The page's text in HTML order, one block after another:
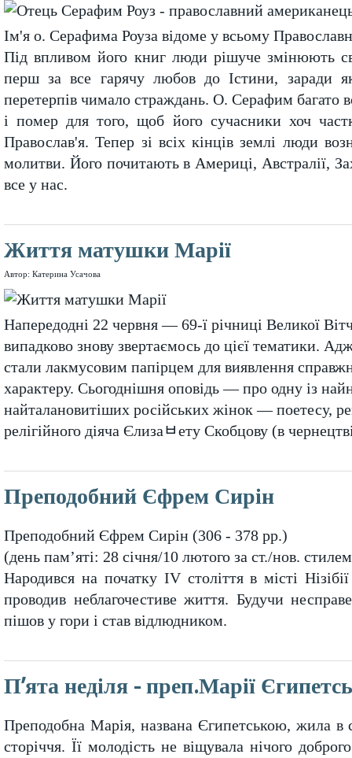
Ім'я о. Серафима Роуза відоме у всьому
Під впливом його книг люди рішуче змінюють
перш за все гарячу любов до Істини, заради
перетерпів чимало страждань. О. Серафим багато
і помер для того, щоб його сучасники хоч
Православ'я. Тепер зі всіх кінців землі люди
молитви. Його почитають в Америці, Австралії,
все у нас.
Життя матушки Марії
Автор: Катерина Усачова
Напередодні 22 червня — 69-ї річниці Великої
випадково знову звертаємось до цієї тематики.
стали лакмусовим папірцем для виявлення
характеру. Сьогоднішня оповідь — про одну із
найталановитіших російських жінок — поетесу,
релігійного діяча Єлизаﾲету Скобцову (в
Преподобний Єфрем Сирін
Преподобний Єфрем Сирін (306 - 378 рр.)
(день пам’яті: 28 січня/10 лютого за ст./нов.
Народився на початку IV століття в місті
проводив неблагочестиве життя. Будучи
пішов у гори і став відлюдником.
П’ята неділя - преп.Марії
Преподобна Марія, названа Єгипетською, жила в
сторіччя. Її молодість не віщувала нічого